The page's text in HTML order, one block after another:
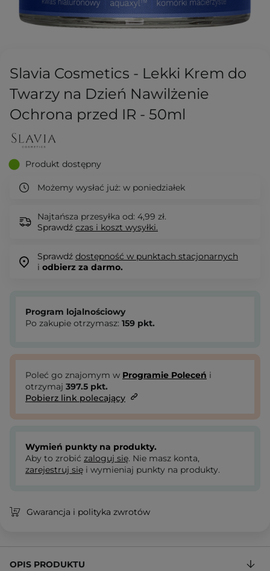
Slavia Cosmetics - Lekki Krem do
Twarzy na Dzień Nawilżenie
Ochrona przed IR - 50ml
Produkt dostępny
Możemy wysłać już: w poniedziałek
Najtańsza przesyłka od: 4,99 zł.
Sprawdź czas i koszt wysyłki.
Sprawdź dostępność w punktach stacjonarnych
i odbierz za darmo.
Program lojalnościowy
Po zakupie otrzymasz: 159 pkt.
Poleć go znajomym w Programie Poleceń i
otrzymaj 397.5 pkt.
Pobierz link polecający
Wymień punkty na produkty.
Aby to zrobić zaloguj się. Nie masz konta,
zarejestruj się i wymieniaj punkty na produkty.
Gwarancja i polityka zwrotów
OPIS PRODUKTU